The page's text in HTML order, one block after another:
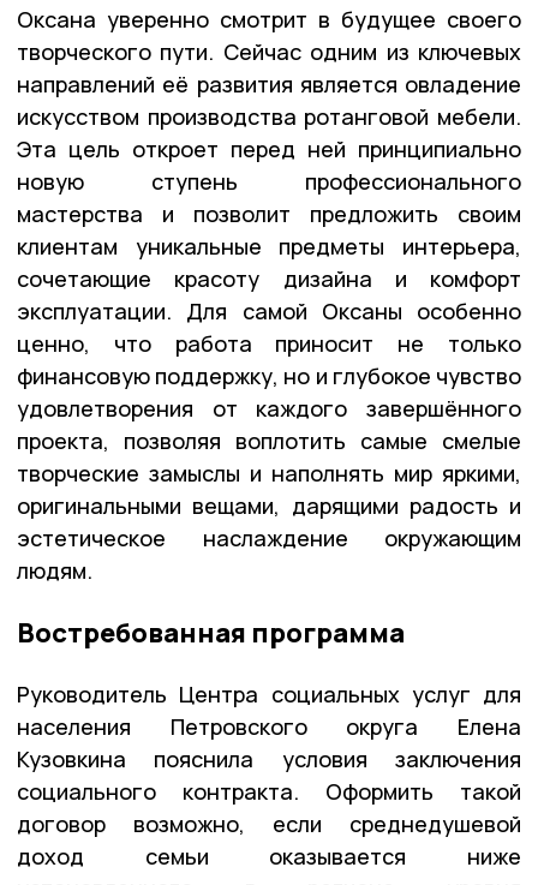
Оксана уверенно смотрит в будущее своего
творческого пути. Сейчас одним из ключевых
направлений её развития является овладение
искусством производства ротанговой мебели.
Эта цель откроет перед ней принципиально
новую ступень профессионального
мастерства и позволит предложить своим
клиентам уникальные предметы интерьера,
сочетающие красоту дизайна и комфорт
эксплуатации. Для самой Оксаны особенно
ценно, что работа приносит не только
финансовую поддержку, но и глубокое чувство
удовлетворения от каждого завершённого
проекта, позволяя воплотить самые смелые
творческие замыслы и наполнять мир яркими,
оригинальными вещами, дарящими радость и
эстетическое наслаждение окружающим
людям.
Востребованная программа
Руководитель Центра социальных услуг для
населения Петровского округа Елена
Кузовкина пояснила условия заключения
социального контракта. Оформить такой
договор возможно, если среднедушевой
доход семьи оказывается ниже